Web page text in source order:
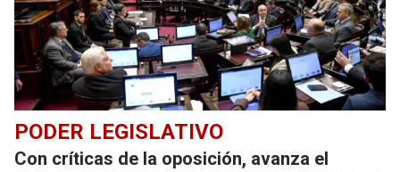
PODER LEGISLATIVO
Con críticas de la oposición, avanza el